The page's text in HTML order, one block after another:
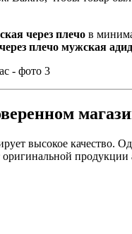
через плечо в
плечо мужская
высокое качество.
продукции